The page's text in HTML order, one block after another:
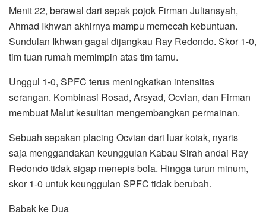
Menit 22, berawal dari sepak pojok Firman Juliansyah,
Ahmad Ikhwan akhirnya mampu memecah kebuntuan.
Sundulan Ikhwan gagal dijangkau Ray Redondo. Skor 1-0,
tim tuan rumah memimpin atas tim tamu.
Unggul 1-0, SPFC terus meningkatkan intensitas
serangan. Kombinasi Rosad, Arsyad, Ocvian, dan Firman
membuat Malut kesulitan mengembangkan permainan.
Sebuah sepakan placing Ocvian dari luar kotak, nyaris
saja menggandakan keunggulan Kabau Sirah andai Ray
Redondo tidak sigap menepis bola. Hingga turun minum,
skor 1-0 untuk keunggulan SPFC tidak berubah.
Babak ke Dua